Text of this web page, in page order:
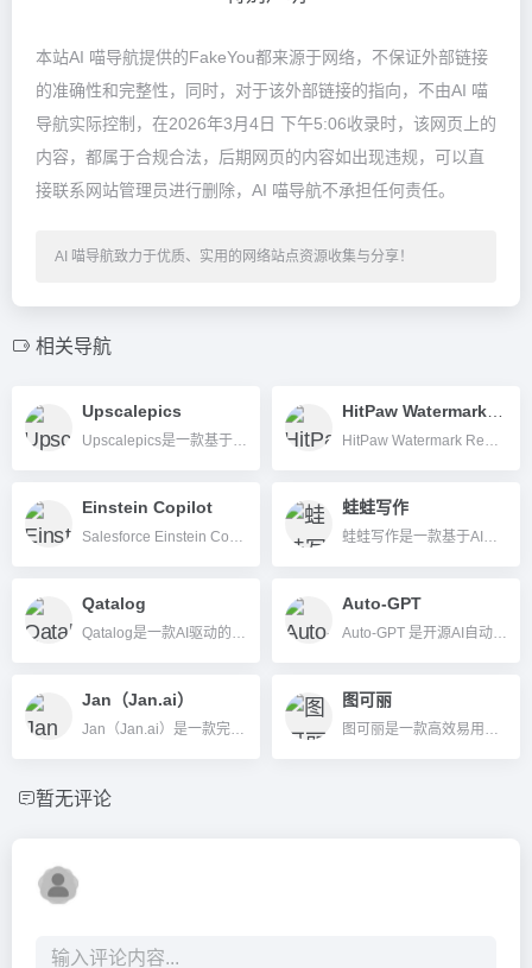
本站AI 喵导航提供的FakeYou都来源于网络，不保证外部链接
的准确性和完整性，同时，对于该外部链接的指向，不由AI 喵
导航实际控制，在2026年3月4日 下午5:06收录时，该网页上的
内容，都属于合规合法，后期网页的内容如出现违规，可以直
接联系网站管理员进行删除，AI 喵导航不承担任何责任。
AI 喵导航致力于优质、实用的网络站点资源收集与分享！
相关导航
Upscalepics
Einstein Copilot 蛙蛙写作
Qatalog Auto-GPT
Jan（Jan.ai） 图可丽
暂无评论